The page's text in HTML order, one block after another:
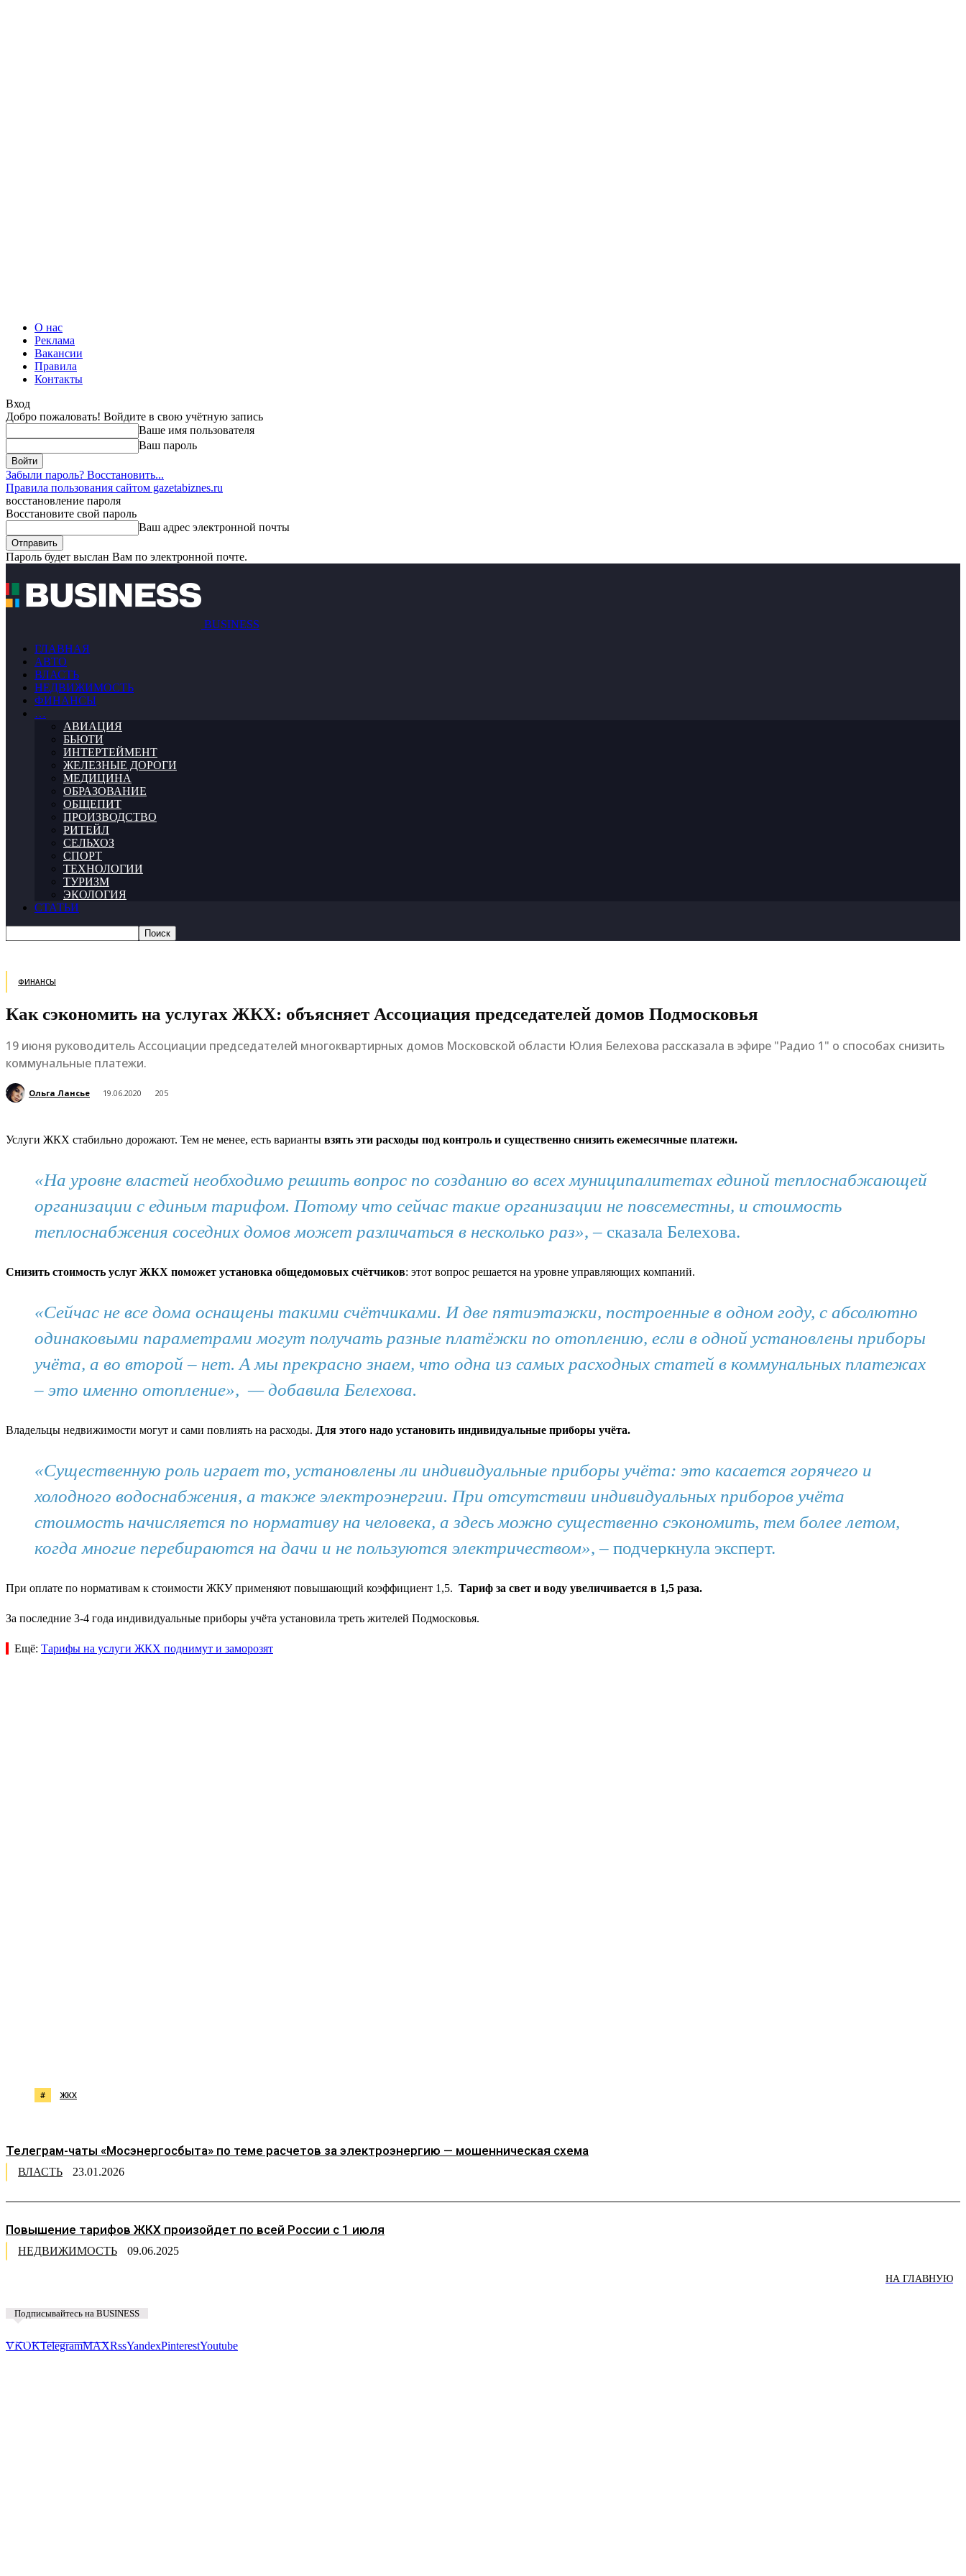
О нас
Реклама
Вакансии
Правила
Контакты
Вход
Добро пожаловать! Войдите в свою учётную запись
Ваше имя пользователя
Ваш пароль
Забыли пароль? Восстановить...
Правила пользования сайтом gazetabiznes.ru
восстановление пароля
Восстановите свой пароль
Ваш адрес электронной почты
Пароль будет выслан Вам по электронной почте.
BUSINESS
ГЛАВНАЯ
АВТО
ВЛАСТЬ
НЕДВИЖИМОСТЬ
ФИНАНСЫ
…
АВИАЦИЯ
БЬЮТИ
ИНТЕРТЕЙМЕНТ
ЖЕЛЕЗНЫЕ ДОРОГИ
МЕДИЦИНА
ОБРАЗОВАНИЕ
ОБЩЕПИТ
ПРОИЗВОДСТВО
РИТЕЙЛ
СЕЛЬХОЗ
СПОРТ
ТЕХНОЛОГИИ
ТУРИЗМ
ЭКОЛОГИЯ
СТАТЬИ
ФИНАНСЫ
Как сэкономить на услугах ЖКХ: объясняет Ассоциация председателей домов Подмосковья
19 июня руководитель Ассоциации председателей многоквартирных домов Московской области Юлия Белехова рассказала в эфире "Радио 1" о способах снизить
коммунальные платежи.
Ольга Лансье 19.06.2020 205
Услуги ЖКХ стабильно дорожают. Тем не менее, есть варианты взять эти расходы под контроль и существенно снизить ежемесячные платежи.
«На уровне властей необходимо решить вопрос по созданию во всех муниципалитетах единой теплоснабжающей
организации с единым тарифом. Потому что сейчас такие организации не повсеместны, и стоимость
теплоснабжения соседних домов может различаться в несколько раз», – сказала Белехова.
Снизить стоимость услуг ЖКХ поможет установка общедомовых счётчиков: этот вопрос решается на уровне управляющих компаний.
«Сейчас не все дома оснащены такими счётчиками. И две пятиэтажки, построенные в одном году, с абсолютно
одинаковыми параметрами могут получать разные платёжки по отоплению, если в одной установлены приборы
учёта, а во второй – нет. А мы прекрасно знаем, что одна из самых расходных статей в коммунальных платежах
– это именно отопление», — добавила Белехова.
Владельцы недвижимости могут и сами повлиять на расходы. Для этого надо установить индивидуальные приборы учёта.
«Существенную роль играет то, установлены ли индивидуальные приборы учёта: это касается горячего и
холодного водоснабжения, а также электроэнергии. При отсутствии индивидуальных приборов учёта
стоимость начисляется по нормативу на человека, а здесь можно существенно сэкономить, тем более летом,
когда многие перебираются на дачи и не пользуются электричеством», – подчеркнула эксперт.
При оплате по нормативам к стоимости ЖКУ применяют повышающий коэффициент 1,5. Тариф за свет и воду увеличивается в 1,5 раза.
За последние 3-4 года индивидуальные приборы учёта установила треть жителей Подмосковья.
Ещё: Тарифы на услуги ЖКХ поднимут и заморозят
# ЖКХ
Телеграм-чаты «Мосэнергосбыта» по теме расчетов за электроэнергию — мошенническая схема
ВЛАСТЬ 23.01.2026
Повышение тарифов ЖКХ произойдет по всей России с 1 июля
НЕДВИЖИМОСТЬ 09.06.2025
НА ГЛАВНУЮ
Подписывайтесь на BUSINESS
VKOKTelegramMAXRssYandexPinterestYoutube